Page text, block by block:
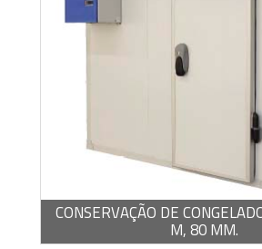
CONSERVAÇÃO DE
M, 80 MM.
PDF / 1,22 MB